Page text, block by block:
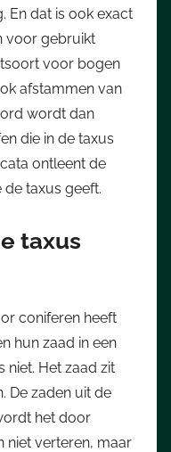
En dat is ook exact
voor gebruikt
voor bogen
afstammen van
wordt dan
die in de taxus
ontleent de
de taxus geeft.
taxus
coniferen heeft
hun zaad in een
niet. Het zaad zit
De zaden uit de
het door
niet verteren, maar